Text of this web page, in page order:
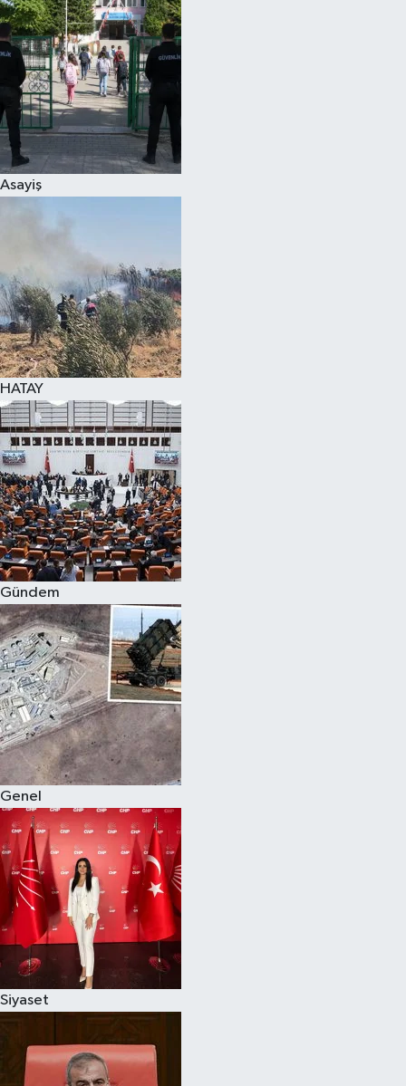
Asayiş
HATAY
Gündem
Genel
Siyaset
Spor
Teknoloji
Yaşam